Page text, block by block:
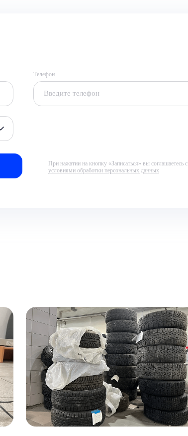
Телефон
При нажатии на кнопку «Записаться» вы соглашаетесь с
условиями обработки персональных данных